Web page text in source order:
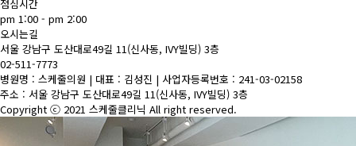
점심시간
pm 1:00 - pm 2:00
오시는길
서울 강남구 도산대로49길 11(신사동, IVY빌딩) 3층
02-511-7773
병원명 : 스케줄의원 | 대표 : 김성진 | 사업자등록번호 : 241-03-02158
주소 : 서울 강남구 도산대로49길 11(신사동, IVY빌딩) 3층
Copyright ⓒ 2021 스케줄클리닉 All right reserved.